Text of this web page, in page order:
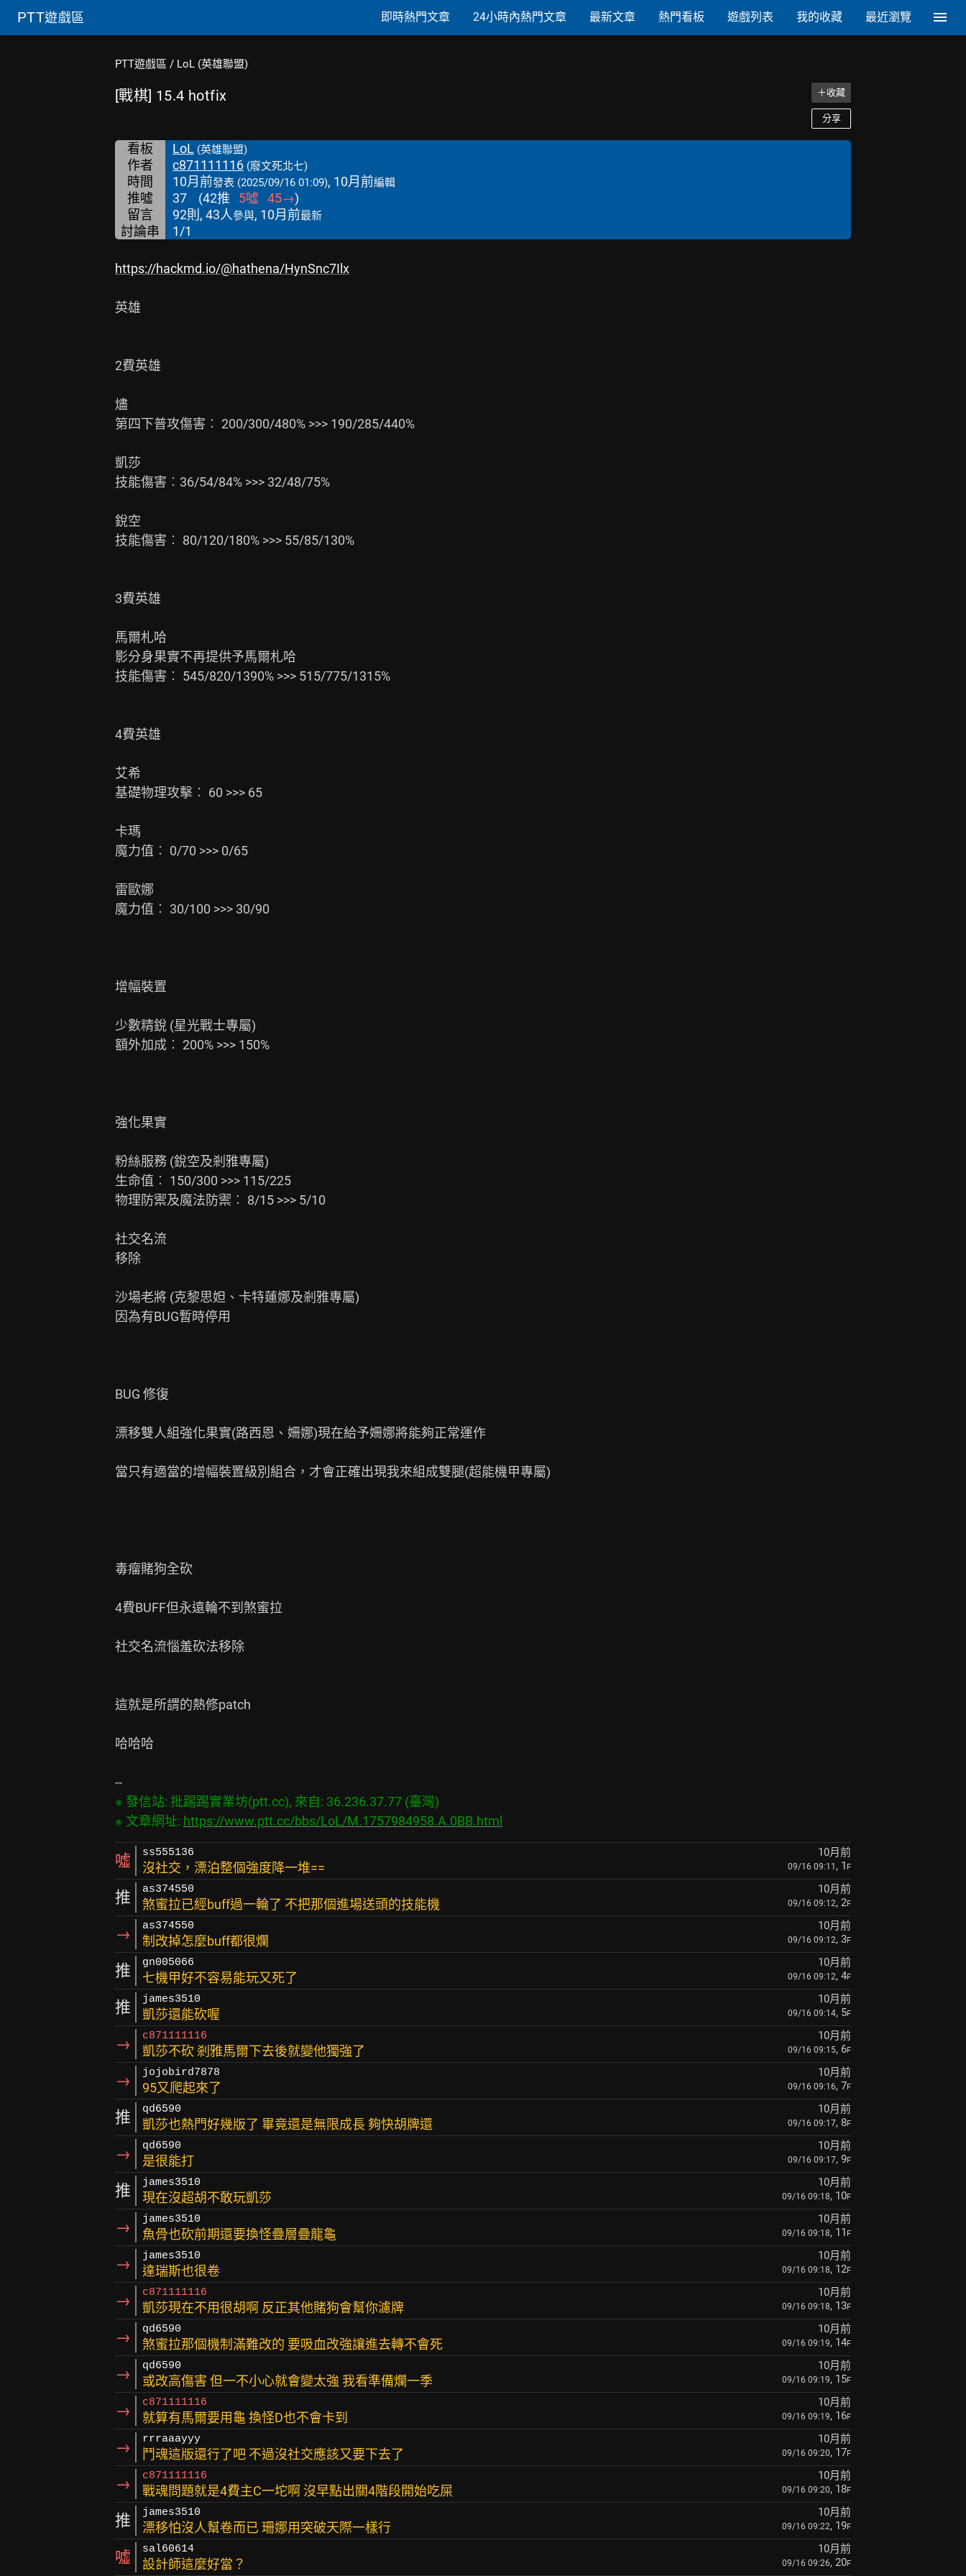
PTT遊戲區 即時熱門文章 24小時內熱門文章 最新文章 熱門看板 遊戲列表 我的收藏 最近瀏覽
PTT遊戲區 / LoL (英雄聯盟)
[戰棋] 15.4 hotfix ＋收藏
分享
看板 LoL (英雄聯盟)
作者 c871111116 (廢文死北七)
時間 10月前發表 (2025/09/16 01:09), 10月前編輯
推噓 37 (42推 5噓 45→)
留言
92則, 43人參與, 10月前最新
討論串 1/1
https://hackmd.io/@hathena/HynSnc7Ilx
英雄
2費英雄
燼
第四下普攻傷害︰ 200/300/480% >>> 190/285/440%
凱莎
技能傷害︰36/54/84% >>> 32/48/75%
銳空
技能傷害︰ 80/120/180% >>> 55/85/130%
3費英雄
馬爾札哈
影分身果實不再提供予馬爾札哈
技能傷害︰ 545/820/1390% >>> 515/775/1315%
4費英雄
艾希
基礎物理攻擊︰ 60 >>> 65
卡瑪
魔力值︰ 0/70 >>> 0/65
雷歐娜
魔力值︰ 30/100 >>> 30/90
增幅裝置
少數精銳 (星光戰士專屬)
額外加成︰ 200% >>> 150%
強化果實
粉絲服務 (銳空及剎雅專屬)
生命值︰ 150/300 >>> 115/225
物理防禦及魔法防禦︰ 8/15 >>> 5/10
社交名流
移除
沙場老將 (克黎思妲、卡特蓮娜及剎雅專屬)
因為有BUG暫時停用
BUG 修復
漂移雙人組強化果實(路西恩、姍娜)現在給予姍娜將能夠正常運作
當只有適當的增幅裝置級別組合，才會正確出現我來組成雙腿(超能機甲專屬)
毒瘤賭狗全砍
4費BUFF但永遠輪不到煞蜜拉
社交名流惱羞砍法移除
這就是所謂的熱修patch
哈哈哈
※ 發信站: 批踢踢實業坊(ptt.cc), 來自: 36.236.37.77 (臺灣)
※ 文章網址: https://www.ptt.cc/bbs/LoL/M.1757984958.A.0BB.html
噓 ss555136 10月前
沒社交，漂泊整個強度降一堆== 09/16 09:11 , 1 F
推 as374550 10月前
煞蜜拉已經buff過一輪了 不把那個進場送頭的技能機 09/16 09:12, 2F
→ as374550 10月前
制改掉怎麼buff都很爛 09/16 09:12, 3F
推 gn005066 10月前
七機甲好不容易能玩又死了 09/16 09:12, 4F
推 james3510 10月前
凱莎還能砍喔 09/16 09:14, 5F
→ c871111116 10月前
凱莎不砍 剎雅馬爾下去後就變他獨強了 09/16 09:15, 6F
→ jojobird7878 10月前
95又爬起來了 09/16 09:16, 7F
推 qd6590 10月前
凱莎也熱門好幾版了 畢竟還是無限成長 夠快胡牌還 09/16 09:17, 8F
→ qd6590 10月前
是很能打 09/16 09:17, 9F
推 james3510 10月前
現在沒超胡不敢玩凱莎 09/16 09:18, 10F
→ james3510 10月前
魚骨也砍前期還要換怪疊層疊龍龜 09/16 09:18, 11 F
→ james3510 10月前
達瑞斯也很卷 09/16 09:18, 12F
→ c871111116 10月前
凱莎現在不用很胡啊 反正其他賭狗會幫你濾牌 09/16 09:18, 13F
→ qd6590 10月前
煞蜜拉那個機制滿難改的 要吸血改強讓進去轉不會死 09/16 09:19, 14F
→ qd6590 10月前
或改高傷害 但一不小心就會變太強 我看準備爛一季 09/16 09:19, 15F
→ c871111116 10月前
就算有馬爾要用龜 換怪D也不會卡到 09/16 09:19, 16F
→ rrraaayyy 10月前
鬥魂這版還行了吧 不過沒社交應該又要下去了 09/16 09:20, 17F
→ c871111116 10月前
戰魂問題就是4費主C一坨啊 沒早點出關4階段開始吃屎 09/16 09:20, 18F
推 james3510 10月前
漂移怕沒人幫卷而已 珊娜用突破天際一樣行 09/16 09:22, 19F
噓 sal60614 10月前
設計師這麼好當？ 09/16 09:26, 20F